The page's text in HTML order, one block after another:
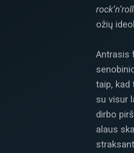
ožių
Antrasis
taip, kad
su visur
dirbo
alaus